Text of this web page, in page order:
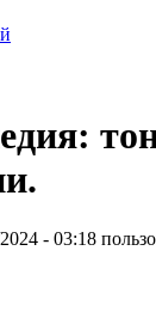
- 03:18